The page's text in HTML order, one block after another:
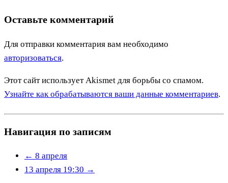
Оставьте комментарий
Для отправки комментария вам необходимо
авторизоваться.
Этот сайт использует Akismet для борьбы со спамом.
Узнайте как обрабатываются ваши данные комментариев.
Навигация по записям
← 8 апреля
13 апреля 19:30 →